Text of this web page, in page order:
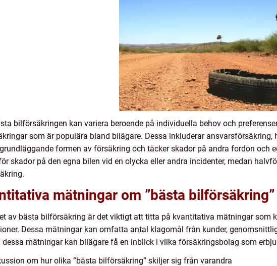
bilförsäkringen kan variera beroende på individuella behov och
som är populära bland bilägare. Dessa inkluderar
formen av försäkring och täcker skador på andra fordon och
skador på den egna bilen vid en olycka eller andra incidenter, medan
mätningar om ”bästa bilförsäkring”
av bästa bilförsäkring är det viktigt att titta på kvantitativa mätningar som
Dessa mätningar kan omfatta antal klagomål från kunder,
mätningar kan bilägare få en inblick i vilka försäkringsbolag som
om hur olika ”bästa bilförsäkring” skiljer sig från varandra